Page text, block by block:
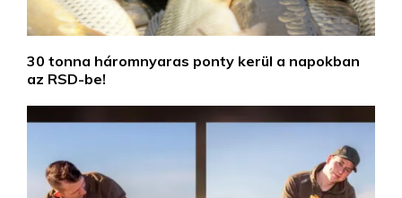
30 tonna háromnyaras ponty kerül a napokban
az RSD-be!